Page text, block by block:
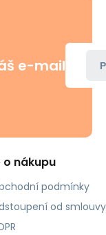
e-mail
o nákupu
podmínky
od smlouvy